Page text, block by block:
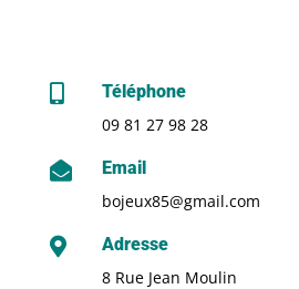

Téléphone
09 81 27 98 28

Email
bojeux85@gmail.com

Adresse
8 Rue Jean Moulin